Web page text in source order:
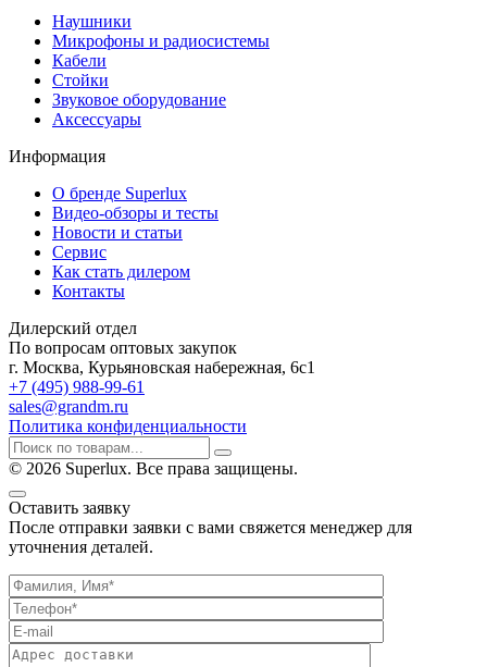
Наушники
Микрофоны и радиосистемы
Кабели
Стойки
Звуковое оборудование
Аксессуары
Информация
О бренде Superlux
Видео-обзоры и тесты
Новости и статьи
Сервис
Как стать дилером
Контакты
Дилерский отдел
По вопросам оптовых закупок
г. Москва, Курьяновская набережная, 6с1
+7 (495) 988-99-61
sales@grandm.ru
Политика конфиденциальности
© 2026 Superlux. Все права защищены.
Оставить заявку
После отправки заявки с вами свяжется менеджер для
уточнения деталей.